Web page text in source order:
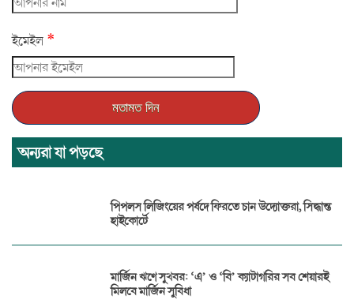
ইমেইল *
অন্যরা যা পড়ছে
পিপলস লিজিংয়ের পর্ষদে ফিরতে চান উদ্যোক্তরা, সিদ্ধান্ত
হাইকোর্টে
মার্জিন ঋণে সুখবর: ‘এ’ ও ‘বি’ ক্যাটাগরির সব শেয়ারই
মিলবে মার্জিন সুবিধা